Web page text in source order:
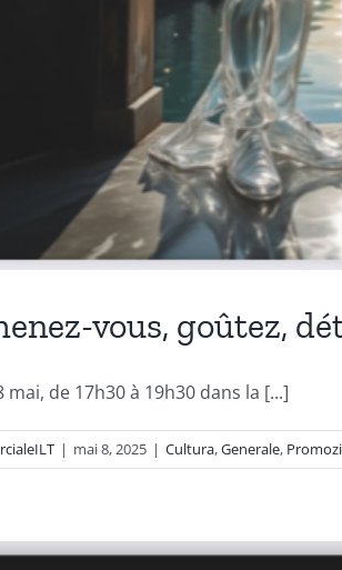
vous, goûtez,
mai, de 17h30 à 19h30 dans la [...]
| mai 8, 2025 | Cultura,Generale,